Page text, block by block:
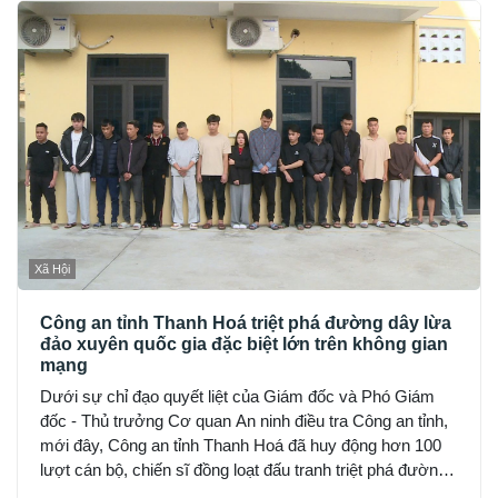
Xã Hội
Công an tỉnh Thanh Hoá triệt phá đường dây lừa
đảo xuyên quốc gia đặc biệt lớn trên không gian
mạng
Dưới sự chỉ đạo quyết liệt của Giám đốc và Phó Giám
đốc - Thủ trưởng Cơ quan An ninh điều tra Công an tỉnh,
mới đây, Công an tỉnh Thanh Hoá đã huy động hơn 100
lượt cán bộ, chiến sĩ đồng loạt đấu tranh triệt phá đường